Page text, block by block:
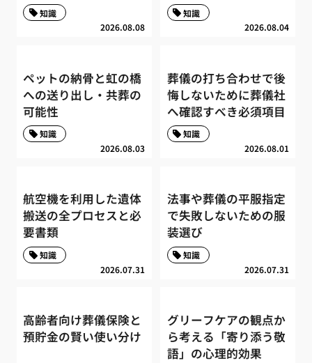
2026.08.08
知識
2026.08.04
知識
ペットの納骨と虹の橋
への送り出し・共葬の
可能性
2026.08.03
知識
葬儀の打ち合わせで後
悔しないために葬儀社
へ確認すべき必須項目
2026.08.01
知識
航空機を利用した遺体
搬送の全プロセスと必
要書類
2026.07.31
知識
法事や葬儀の平服指定
で失敗しないための服
装選び
2026.07.31
知識
高齢者向け葬儀保険と
預貯金の賢い使い分け
グリーフケアの観点か
ら考える「寄り添う敬
語」の心理的効果